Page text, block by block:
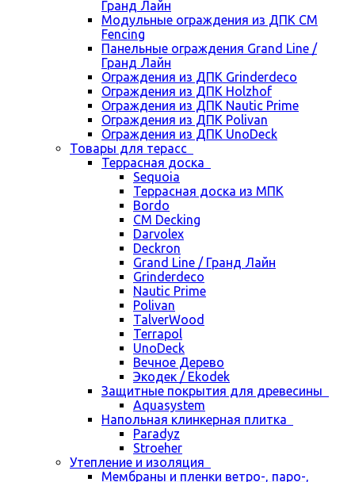
Гранд Лайн
Модульные ограждения из ДПК CM
Fencing
Панельные ограждения Grand Line /
Гранд Лайн
Ограждения из ДПК Grinderdeco
Ограждения из ДПК Holzhof
Ограждения из ДПК Nautic Prime
Ограждения из ДПК Polivan
Ограждения из ДПК UnoDeck
Товары для терасс
Террасная доска
Sequoia
Террасная доска из МПК
Bordo
CM Decking
Darvolex
Deckron
Grand Line / Гранд Лайн
Grinderdeco
Nautic Prime
Polivan
TalverWood
Terrapol
UnoDeck
Вечное Дерево
Экодек / Ekodek
Защитные покрытия для древесины
Aquasystem
Напольная клинкерная плитка
Paradyz
Stroeher
Утепление и изоляция
Мембраны и пленки ветро-, паро-,